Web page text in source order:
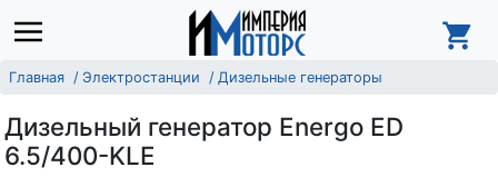
Главная Электростанции Дизельные генераторы
Дизельный генератор Energo ED
6.5/400-KLE